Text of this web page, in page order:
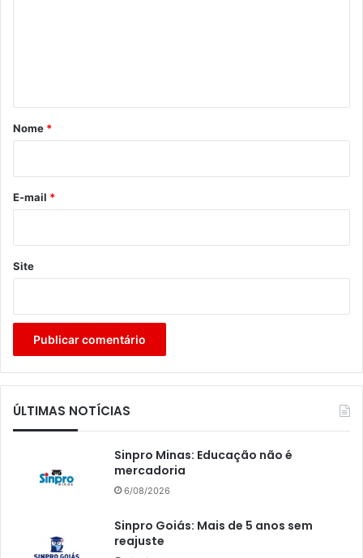
r
*
Nome *
E-mail *
Site
ÚLTIMAS NOTÍCIAS
Sinpro Minas: Educação não é
mercadoria
6/08/2026
Sinpro Goiás: Mais de 5 anos sem
reajuste